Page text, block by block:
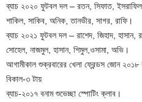
ব্যাচ ২০২০ ফুটবল দল – রতন, সিফাত,
শাকিল, সাকিব, অনিক, তানভীর, সাগর, রাফি।
ব্যাচ ২০২১ ফুটবল দল – রাশেদ, জিহাদ, হাসান,
সোহেল, নাজমুল, হাসান, শিমুল,ওসামা, অভি।
আগামীকাল শুক্রবারের খেলা ফ্রেন্ডস জোন ২০১৮
বিকাল-৩ টায়
ব্যাচ-২০১৭ বনাম শুভেচ্ছা স্পোটিং ক্লাব।